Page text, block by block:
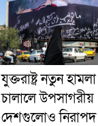
যুক্তরাষ্ট্র নতুন হামলা
চালালে উপসাগরীয়
দেশগুলোও নিরাপদ